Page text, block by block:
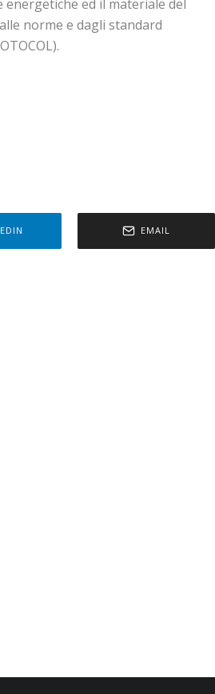
ed il materiale del
norme e dagli standard
EMAIL